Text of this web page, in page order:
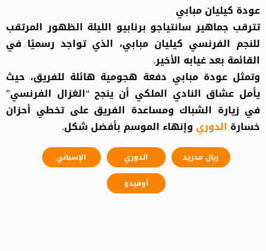
عودة كيليان مبابي
تترقب جماهير سانتياجو برنابيو الليلة الظهور المرتقب
للنجم الفرنسي كيليان مبابي، الذي تواجد رسميًا في
القائمة بعد غيابه الأخير.
وتمثل عودة مبابي دفعة هجومية هائلة للفريق، حيث
يأمل عشاق النادي الملكي أن ينجح “الغزال الفرنسي”
في زيارة الشباك ومساعدة الفريق على تخطي أحزان
خسارة الدوري وإنهاء الموسم بأفضل شكل.
ريال مدريد الدوري
الإسباني
أوفيدو